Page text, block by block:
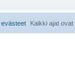
Kaikki ajat ovat
evästeet